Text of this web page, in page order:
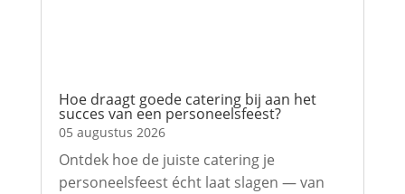
Hoe draagt goede catering bij aan het
succes van een personeelsfeest?
05 augustus 2026
Ontdek hoe de juiste catering je
personeelsfeest écht laat slagen — van